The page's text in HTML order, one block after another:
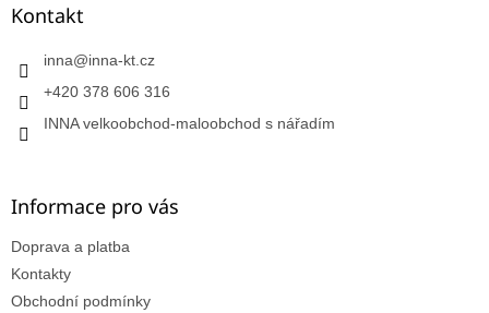
Kontakt
inna@inna-kt.cz
+420 378 606 316
INNA velkoobchod-maloobchod s nářadím
Informace pro vás
Doprava a platba
Kontakty
Obchodní podmínky